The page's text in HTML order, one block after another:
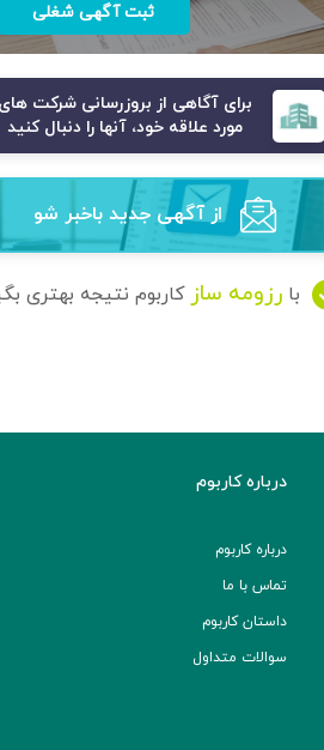
ثبت آگهی شغلی
برای آگاهی از بروزرسانی شرکت های
مورد علاقه خود، آنها را دنبال کنید
از آگهی‌ جدید باخبر شو
با رزومه ساز کاربوم نتیجه بهتری
درباره کاربوم
درباره کاربوم
تماس با ما
داستان کاربوم
سوالات متداول